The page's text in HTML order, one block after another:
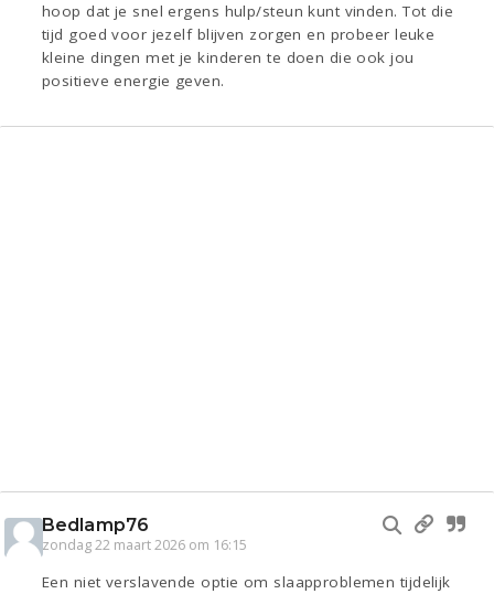
hoop dat je snel ergens hulp/steun kunt vinden. Tot die
tijd goed voor jezelf blijven zorgen en probeer leuke
kleine dingen met je kinderen te doen die ook jou
positieve energie geven.
Bedlamp76
zondag 22 maart 2026 om 16:15
Een niet verslavende optie om slaapproblemen tijdelijk